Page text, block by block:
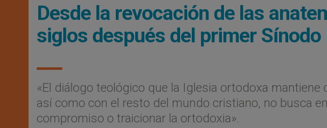
Desde la revocación de las
siglos después del primer
«El diálogo teológico que la Iglesia ortodoxa mantiene
así como con el resto del mundo cristiano, no busca
compromiso o traicionar la ortodoxia».